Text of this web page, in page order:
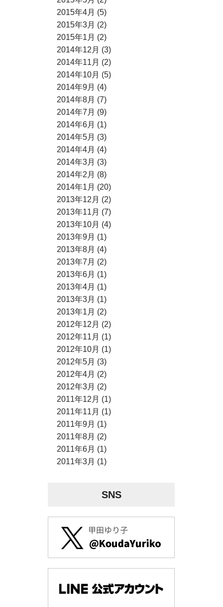
2015年4月 (5)
2015年3月 (2)
2015年1月 (2)
2014年12月 (3)
2014年11月 (2)
2014年10月 (5)
2014年9月 (4)
2014年8月 (7)
2014年7月 (9)
2014年6月 (1)
2014年5月 (3)
2014年4月 (4)
2014年3月 (3)
2014年2月 (8)
2014年1月 (20)
2013年12月 (2)
2013年11月 (7)
2013年10月 (4)
2013年9月 (1)
2013年8月 (4)
2013年7月 (2)
2013年6月 (1)
2013年4月 (1)
2013年3月 (1)
2013年1月 (2)
2012年12月 (2)
2012年11月 (1)
2012年10月 (1)
2012年5月 (3)
2012年4月 (2)
2012年3月 (2)
2011年12月 (1)
2011年11月 (1)
2011年9月 (1)
2011年8月 (2)
2011年6月 (1)
2011年3月 (1)
SNS